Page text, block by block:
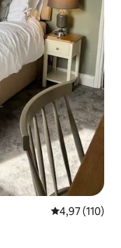
Prosječna
4,97 (110)